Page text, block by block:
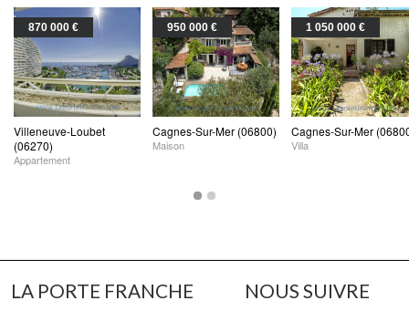
870 000 €
Villeneuve-Loubet
(06270)
Appartement
950 000 €
Cagnes-Sur-Mer (06800)
Maison
1 050 000 €
Cagnes-Sur-Mer
Villa
LA PORTE FRANCHE NOUS SUIVRE